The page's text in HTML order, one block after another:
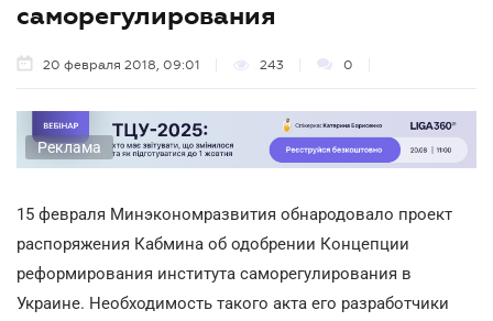
саморегулирования
20 февраля 2018, 09:01 243 0
Реклама
15 февраля Минэкономразвития обнародовало проект
распоряжения Кабмина об одобрении Концепции
реформирования института саморегулирования в
Украине. Необходимость такого акта его разработчики